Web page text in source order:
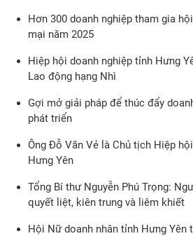
Hơn 300 doanh nghiệp tham gia
mại năm 2025
Hiệp hội doanh nghiệp tỉnh Hưng
Lao động hạng Nhì
Gợi mở giải pháp để thúc đẩy
phát triển
Ông Đỗ Văn Vẻ là Chủ tịch Hiệp
Hưng Yên
Tổng Bí thư Nguyễn Phú Trọng:
quyết liệt, kiên trung và liêm khiết
Hội Nữ doanh nhân tỉnh Hưng Yên